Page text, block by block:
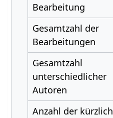
Bearbeitung
Gesamtzahl der
Bearbeitungen
Gesamtzahl
unterschiedlicher
Autoren
Anzahl der kürzlich